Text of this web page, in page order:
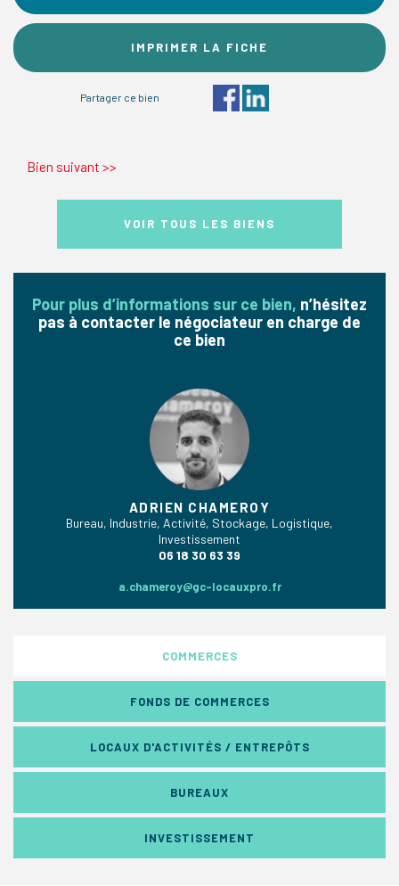
IMPRIMER LA FICHE
Partager ce bien
Bien suivant >>
VOIR TOUS LES BIENS
Pour plus d’informations sur ce bien, n’hésitez
pas à contacter le négociateur en charge de
ce bien
ADRIEN CHAMEROY
Bureau, Industrie, Activité, Stockage, Logistique,
Investissement
06 18 30 63 39
a.chameroy@gc-locauxpro.fr
COMMERCES
FONDS DE COMMERCES
LOCAUX D'ACTIVITÉS / ENTREPÔTS
BUREAUX
INVESTISSEMENT